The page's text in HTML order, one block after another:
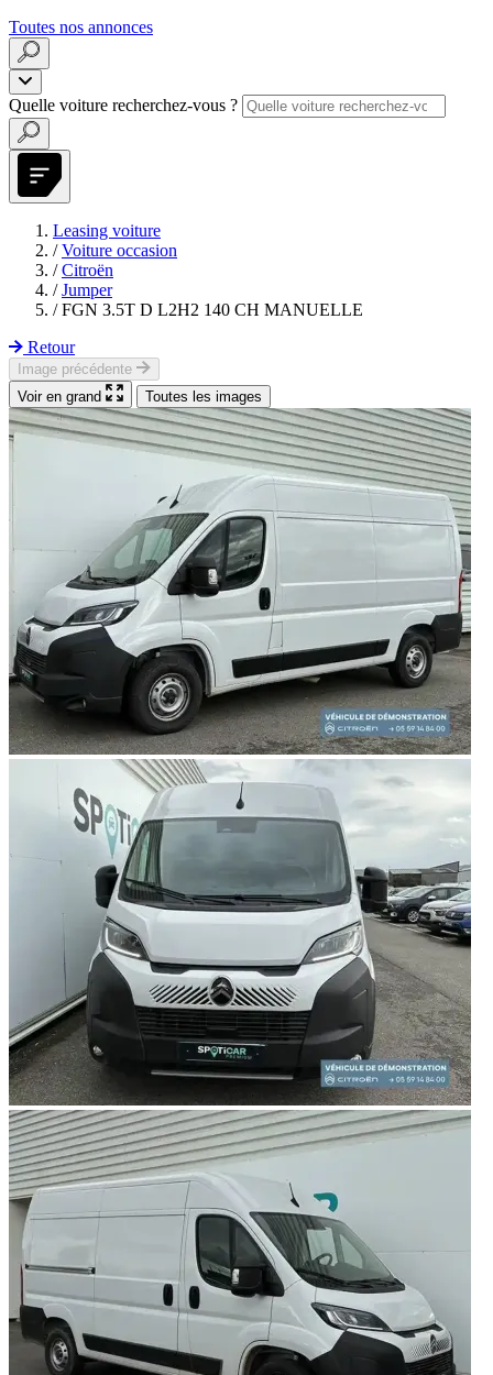
Toutes nos annonces
Quelle voiture recherchez-vous ?
Leasing voiture
/ Voiture occasion
/ Citroën
/ Jumper
/ FGN 3.5T D L2H2 140 CH MANUELLE
Retour
Image précédente
Voir en grand
Toutes les images